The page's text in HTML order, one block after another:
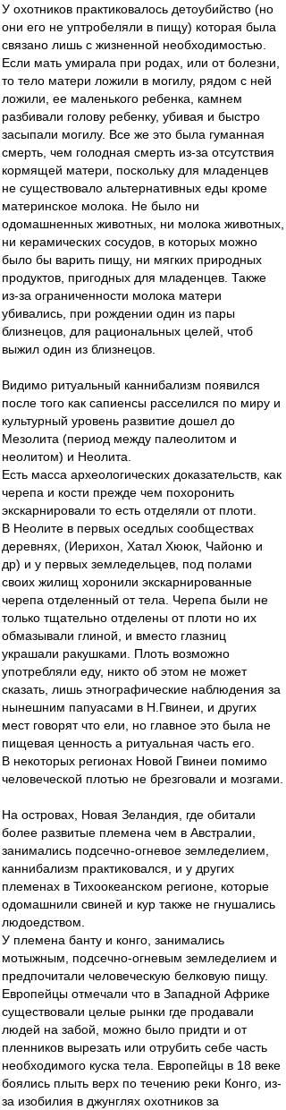
У охотников практиковалось детоубийство (но
они его не уптробеляли в пищу) которая была
связано лишь с жизненной необходимостью.
Если мать умирала при родах, или от болезни,
то тело матери ложили в могилу, рядом с ней
ложили, ее маленького ребенка, камнем
разбивали голову ребенку, убивая и быстро
засыпали могилу. Все же это была гуманная
смерть, чем голодная смерть из-за отсутствия
кормящей матери, поскольку для младенцев
не существовало альтернативных еды кроме
материнское молока. Не было ни
одомашненных животных, ни молока животных,
ни керамических сосудов, в которых можно
было бы варить пищу, ни мягких природных
продуктов, пригодных для младенцев. Также
из-за ограниченности молока матери
убивались, при рождении один из пары
близнецов, для рациональных целей, чтоб
выжил один из близнецов.
Видимо ритуальный каннибализм появился
после того как сапиенсы расселился по миру и
культурный уровень развитие дошел до
Мезолита (период между палеолитом и
неолитом) и Неолита.
Есть масса археологических доказательств, как
черепа и кости прежде чем похоронить
экскарнировали то есть отделяли от плоти.
В Неолите в первых оседлых сообществах
деревнях, (Иерихон, Хатал Хююк, Чайоню и
др) и у первых земледельцев, под полами
своих жилищ хоронили экскарнированные
черепа отделенный от тела. Черепа были не
только тщательно отделены от плоти но их
обмазывали глиной, и вместо глазниц
украшали ракушками. Плоть возможно
употребляли еду, никто об этом не может
сказать, лишь этнографические наблюдения за
нынешним папуасами в Н.Гвинеи, и других
мест говорят что ели, но главное это была не
пищевая ценность а ритуальная часть его.
В некоторых регионах Новой Гвинеи помимо
человеческой плотью не брезговали и мозгами.
На островах, Новая Зеландия, где обитали
более развитые племена чем в Австралии,
занимались подсечно-огневое земледелием,
каннибализм практиковался, и у других
племенах в Тихоокеанском регионе, которые
одомашнили свиней и кур также не гнушались
людоедством.
У племена банту и конго, занимались
мотыжным, подсечно-огневым земледелием и
предпочитали человеческую белковую пищу.
Европейцы отмечали что в Западной Африке
существовали целые рынки где продавали
людей на забой, можно было придти и от
пленников вырезать или отрубить себе часть
необходимого куска тела. Европейцы в 18 веке
боялись плыть верх по течению реки Конго, из-
за изобилия в джунглях охотников за